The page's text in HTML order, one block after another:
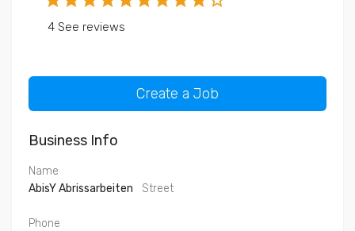
4 See reviews
Create a Job
Business Info
Name
AbisY Abrissarbeiten
Street
Phone